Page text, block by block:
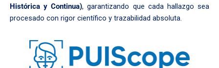
Histórica y Continua), garantizando que cada hallazgo sea
procesado con rigor científico y trazabilidad absoluta.